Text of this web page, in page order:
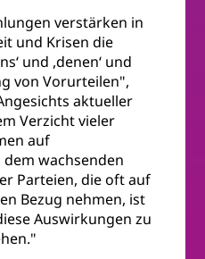
verstärken in
und Krisen die
und ,denen‘ und
von Vorurteilen",
aktueller
Verzicht vieler
auf
wachsenden
Parteien, die oft auf
Bezug nehmen, ist
Auswirkungen zu